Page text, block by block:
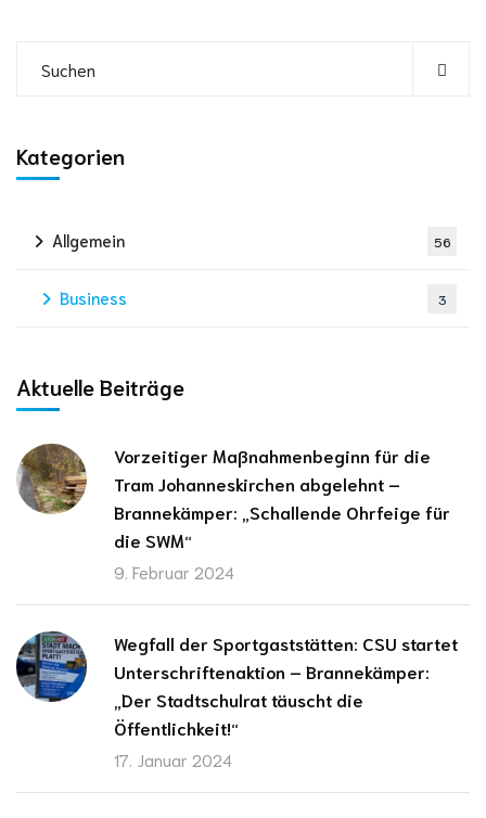
Kategorien
Allgemein 56
Business 3
Aktuelle Beiträge
Vorzeitiger Maßnahmenbeginn für die
Tram Johanneskirchen abgelehnt –
Brannekämper: „Schallende Ohrfeige für
die SWM“
9. Februar 2024
Wegfall der Sportgaststätten: CSU startet
Unterschriftenaktion – Brannekämper:
„Der Stadtschulrat täuscht die
Öffentlichkeit!“
17. Januar 2024